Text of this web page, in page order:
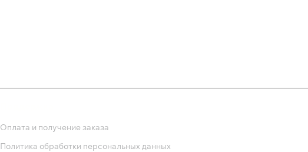
Оплата и получение заказа
Политика обработки персональных данных